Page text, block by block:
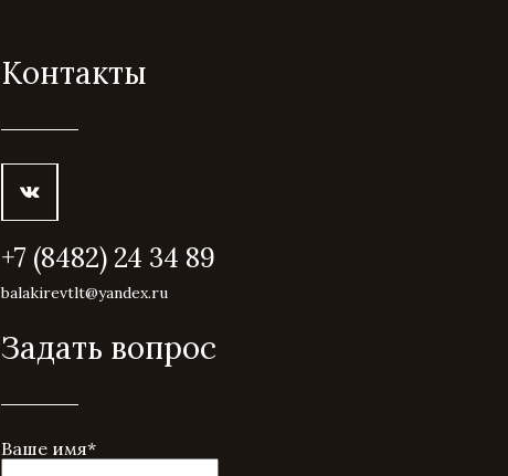
Контакты
+7 (8482) 24 34 89
balakirevtlt@yandex.ru
Задать вопрос
Ваше имя*